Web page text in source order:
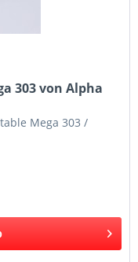
303 von Alpha
Mega 303 /